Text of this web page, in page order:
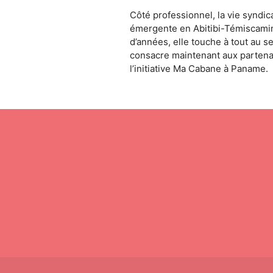
Côté professionnel, la vie
émergente en Abitibi-
d’années, elle touche à tout au
consacre maintenant aux
l’initiative Ma Cabane à Paname.